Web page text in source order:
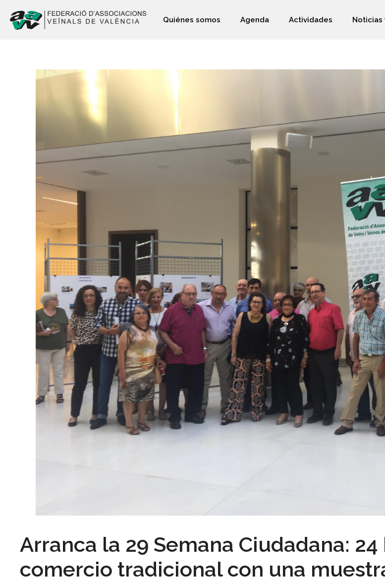
Quiénes somos Agenda Actividades Noticias
Arranca la 29 Semana Ciudadana:
comercio tradicional con una